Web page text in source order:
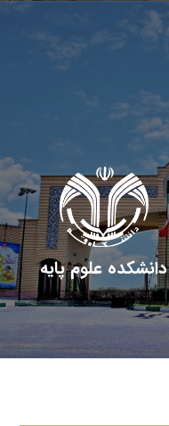
دانشکده علوم پایه